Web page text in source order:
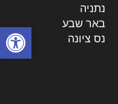
פתח
נתניה
באר שבע
נס ציונה